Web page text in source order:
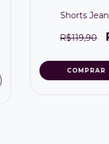
Shorts
R$119,90
COMPRAR